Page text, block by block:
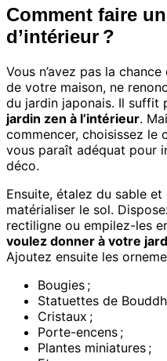
Comment faire
d’intérieur ?
Vous n’avez pas la
de votre maison, ne
du jardin japonais. Il suffit
jardin zen à l’intérieur.
commencer, choisissez le
vous paraît adéquat pour
déco.
Ensuite, étalez du sable
matérialiser le sol.
rectiligne ou empilez-les
voulez donner à votre
Ajoutez ensuite les
Bougies ;
Statuettes de
Cristaux ;
Porte-encens ;
Plantes miniatures ;